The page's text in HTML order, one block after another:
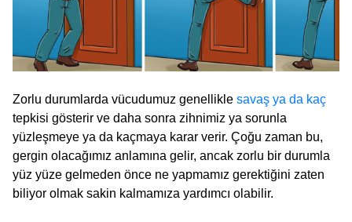
Zorlu durumlarda vücudumuz genellikle savaş ya da kaç
tepkisi gösterir ve daha sonra zihnimiz ya sorunla
yüzleşmeye ya da kaçmaya karar verir. Çoğu zaman bu,
gergin olacağımız anlamına gelir, ancak zorlu bir durumla
yüz yüze gelmeden önce ne yapmamız gerektiğini zaten
biliyor olmak sakin kalmamıza yardımcı olabilir.